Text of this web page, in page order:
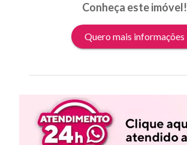
Conheça este imóvel!
Quero mais informações